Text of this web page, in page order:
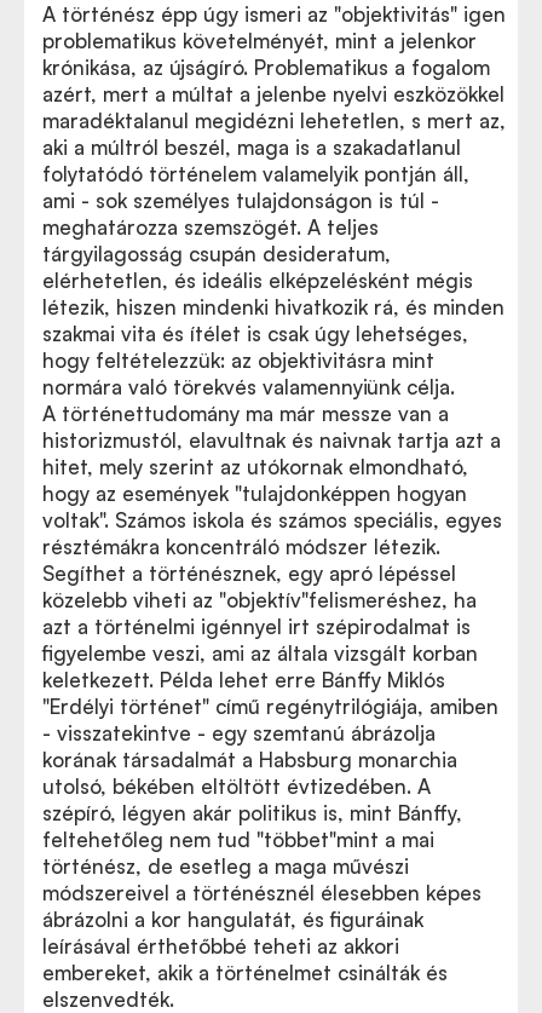
A történész épp úgy ismeri az "objektivitás" igen
problematikus követelményét, mint a jelenkor
krónikása, az újságíró. Problematikus a fogalom
azért, mert a múltat a jelenbe nyelvi eszközökkel
maradéktalanul megidézni lehetetlen, s mert az,
aki a múltról beszél, maga is a szakadatlanul
folytatódó történelem valamelyik pontján áll,
ami - sok személyes tulajdonságon is túl -
meghatározza szemszögét. A teljes
tárgyilagosság csupán desideratum,
elérhetetlen, és ideális elképzelésként mégis
létezik, hiszen mindenki hivatkozik rá, és minden
szakmai vita és ítélet is csak úgy lehetséges,
hogy feltételezzük: az objektivitásra mint
normára való törekvés valamennyiünk célja.
A történettudomány ma már messze van a
historizmustól, elavultnak és naivnak tartja azt a
hitet, mely szerint az utókornak elmondható,
hogy az események "tulajdonképpen hogyan
voltak". Számos iskola és számos speciális, egyes
résztémákra koncentráló módszer létezik.
Segíthet a történésznek, egy apró lépéssel
közelebb viheti az "objektív"felismeréshez, ha
azt a történelmi igénnyel irt szépirodalmat is
figyelembe veszi, ami az általa vizsgált korban
keletkezett. Példa lehet erre Bánffy Miklós
"Erdélyi történet" című regénytrilógiája, amiben
- visszatekintve - egy szemtanú ábrázolja
korának társadalmát a Habsburg monarchia
utolsó, békében eltöltött évtizedében. A
szépíró, légyen akár politikus is, mint Bánffy,
feltehetőleg nem tud "többet"mint a mai
történész, de esetleg a maga művészi
módszereivel a történésznél élesebben képes
ábrázolni a kor hangulatát, és figuráinak
leírásával érthetőbbé teheti az akkori
embereket, akik a történelmet csinálták és
elszenvedték.